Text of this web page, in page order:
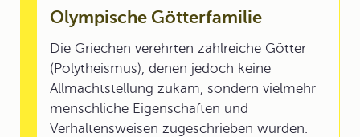
Olympische Götterfamilie
Die Griechen verehrten zahlreiche Götter
(Polytheismus), denen jedoch keine
Allmachtstellung zukam, sondern vielmehr
menschliche Eigenschaften und
Verhaltensweisen zugeschrieben wurden.